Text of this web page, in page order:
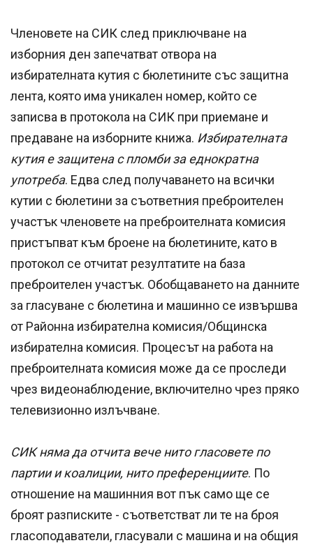
Членовете на СИК след приключване на
изборния ден запечатват отвора на
избирателната кутия с бюлетините със защитна
лента, която има уникален номер, който се
записва в протокола на СИК при приемане и
предаване на изборните книжа. Избирателната
кутия е защитена с пломби за еднократна
употреба. Едва след получаването на всички
кутии с бюлетини за съответния преброителен
участък членовете на преброителната комисия
пристъпват към броене на бюлетините, като в
протокол се отчитат резултатите на база
преброителен участък. Обобщаването на данните
за гласуване с бюлетина и машинно се извършва
от Районна избирателна комисия/Общинска
избирателна комисия. Процесът на работа на
преброителната комисия може да се проследи
чрез видеонаблюдение, включително чрез пряко
телевизионно излъчване.
СИК няма да отчита вече нито гласовете по
партии и коалиции, нито преференциите. По
отношение на машинния вот пък само ще се
броят разписките - съответстват ли те на броя
гласоподаватели, гласували с машина и на общия